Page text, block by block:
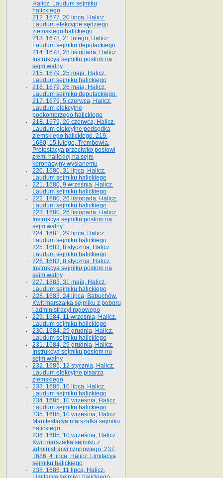
Halicz. Laudum sejmiku
halickiego
212. 1677, 20 lipca, Halicz.
Laudum elekcyjne sędziego
ziemskiego halickiego
213. 1678, 21 lutego, Halicz.
Laudum sejmiku deputackiego.
214. 1678, 28 listopada, Halicz.
Instrukcya sejmiku posłom na
sejm walny
215. 1679, 25 maja, Halicz.
Laudum sejmiku halickiego
216. 1679, 26 maja, Halicz.
Laudum sejmiku deputackiego.
217. 1679, 5 czerwca, Halicz.
Laudum elekcyjne
podkomorzego halickiego
218. 1679, 20 czerwca, Halicz.
Laudum elekcyjne podsędka
ziemskiego halickiego. 219.
1680, 15 lutego, Trembowla.
Protestacya przeciwko posłowi
ziemi halickiej na sejm
koronacyjny wysłanemu
220. 1680, 31 lipca, Halicz.
Laudum sejmiku halickiego
221. 1680, 9 września, Halicz.
Laudum sejmiku halickiego
222. 1680, 26 listopada, Halicz.
Laudum sejmiku halickiego.
223. 1680, 26 listopada, Halicz.
Instrukcya sejmiku posłom na
sejm walny
224. 1681, 29 lipca, Halicz.
Laudum sejmiku halickiego
225. 1683, 8 stycznia, Halicz.
Laudum sejmiku halickiego
226. 1683, 8 stycznia, Halicz.
Instrukcya sejmiku posłom na
sejm walny
227. 1683, 31 maja, Halicz.
Laudum sejmiku halickiego
228. 1683, 24 lipca, Babuchów.
Kwit marszałka sejmiku z poboru
i administracyi rogowego
229. 1684, 11 września, Halicz.
Laudum sejmiku halickiego
230. 1684, 29 grudnia, Halicz.
Laudum sejmiku halickiego
231. 1684, 29 grudnia, Halicz.
Instrukcya sejmiku posłom nu
sejm walny
232. 1685, 12 stycznia, Halicz.
Laudum elekcyjne pisarza
ziemskiego
233. 1685, 10 lipca, Halicz.
Laudum sejmiku halickiego
234. 1685, 10 września, Halicz.
Laudum sejmiku halickiego
235. 1685, 10 września, Halicz.
Manifestacya marszałka sejmiku
halickiego
236. 1685, 10 września, Halicz.
Kwit marszałka sejmiku z
administracyi czopowego. 237.
1686, 4 lipca, Halicz. Limitacya
sejmiku halickiego
238. 1686, 11 lipca, Halicz.